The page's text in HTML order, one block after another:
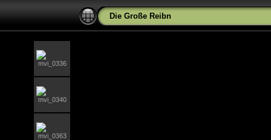
Die Große Reibn